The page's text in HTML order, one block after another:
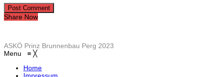
Post Comment
Share Now
ASKÖ Prinz Brunnenbau Perg 2023
Menu ≡ ╳
Home